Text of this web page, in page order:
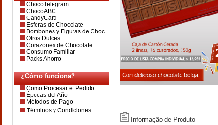
ChocoTelegram
ChocoABC
CandyCard
Esferas de Chocolate
Bombones y Figuras de Choc.
Otros Dulces
Corazones de Chocolate
Consumo Familiar
Packs Ahorro
¿Cómo funciona?
Como Procesar el Pedido
Épocas del Año
Métodos de Pago
Términos y Condiciones
Informação de Produto